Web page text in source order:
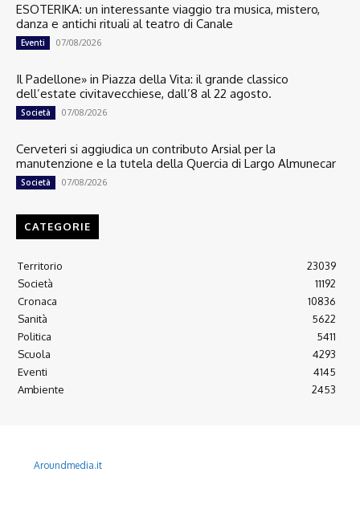
ESOTERIKA: un interessante viaggio tra musica, mistero,
danza e antichi rituali al teatro di Canale
Eventi 07/08/2026
Il Padellone» in Piazza della Vita: il grande classico
dell’estate civitavecchiese, dall’8 al 22 agosto.
Società 07/08/2026
Cerveteri si aggiudica un contributo Arsial per la
manutenzione e la tutela della Quercia di Largo Almunecar
Società 07/08/2026
CATEGORIE
Territorio
23039
Società
11192
Cronaca
10836
Sanità
5622
Politica
5411
Scuola
4293
Eventi
4145
Ambiente
2453
Aroundmedia.it